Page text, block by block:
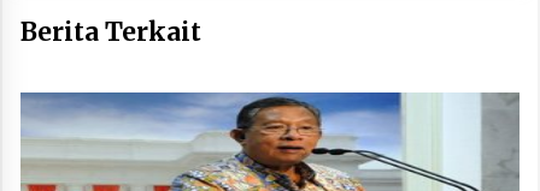
Berita Terkait